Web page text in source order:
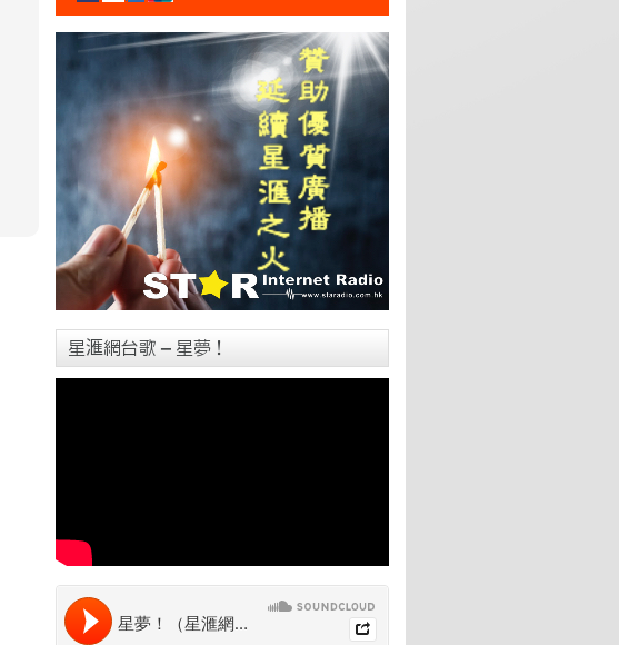
星滙網台歌 – 星夢！